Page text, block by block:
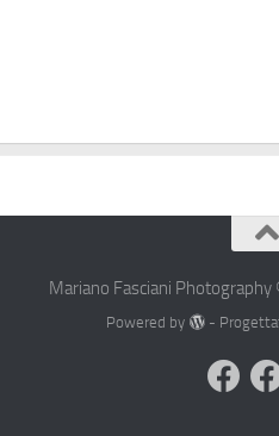
Mariano Fasciani
Powered by -